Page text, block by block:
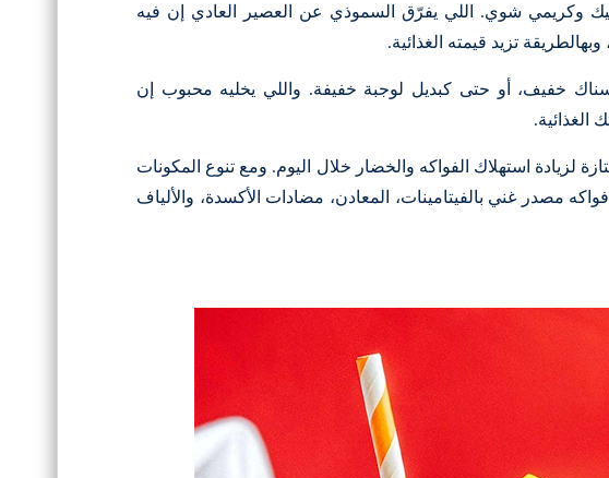
وكريمي شوي. اللي يفرّق السموذي عن العصير العادي إن فيه
تزيد قيمته الغذائية.
خفيف، أو حتى كبديل لوجبة خفيفة. واللي يخليه محبوب إن
الغذائية.
لزيادة استهلاك الفواكه والخضار خلال اليوم. ومع تنوع المكونات
مصدر غني بالفيتامينات، المعادن، مضادات الأكسدة، والألياف